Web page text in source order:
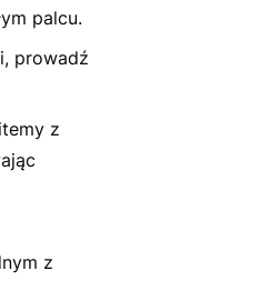
palcu.
prowadź
z
z